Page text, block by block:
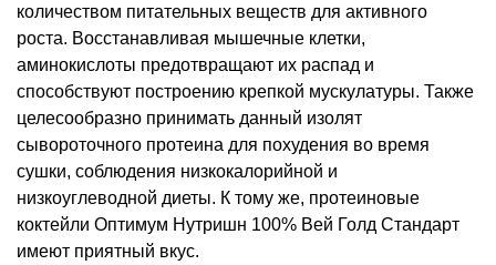
количеством питательных веществ для активного
роста. Восстанавливая мышечные клетки,
аминокислоты предотвращают их распад и
способствуют построению крепкой мускулатуры. Также
целесообразно принимать данный изолят
сывороточного протеина для похудения во время
сушки, соблюдения низкокалорийной и
низкоуглеводной диеты. К тому же, протеиновые
коктейли Оптимум Нутришн 100% Вей Голд Стандарт
имеют приятный вкус.